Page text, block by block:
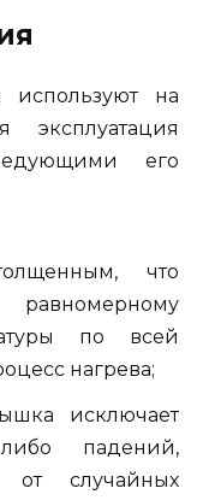
используют на
эксплуатация
его
что
по всей
нагрева;
исключает
падений,
от случайных